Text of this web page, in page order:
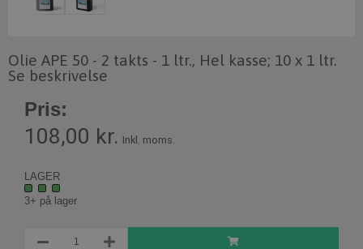
Olie APE 50 - 2 takts - 1 ltr., Hel kasse; 10 x 1 ltr.
Se beskrivelse
Pris:
108,00 kr. Inkl. moms.
LAGER
3+ på lager